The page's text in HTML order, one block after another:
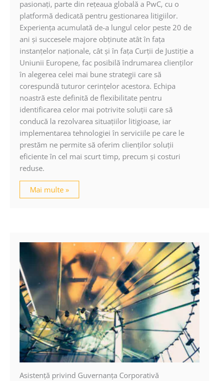
pasionaţi, parte din reţeaua globală a PwC, cu o
platformă dedicată pentru gestionarea litigiilor.
Experienţa acumulată de-a lungul celor peste 20 de
ani şi succesele majore obţinute atât în faţa
instanţelor naţionale, cât şi în faţa Curţii de Justiţie a
Uniunii Europene, fac posibilă îndrumarea clienţilor
în alegerea celei mai bune strategii care să
corespundă tuturor cerinţelor acestora. Echipa
noastră este definită de flexibilitate pentru
identificarea celor mai potrivite soluţii care să
conducă la rezolvarea situaţiilor litigioase, iar
implementarea tehnologiei în serviciile pe care le
prestăm ne permite să oferim clienţilor soluţii
eficiente în cel mai scurt timp, precum şi costuri
reduse.
Mai multe »
Asistenţă privind Guvernanţa Corporativă